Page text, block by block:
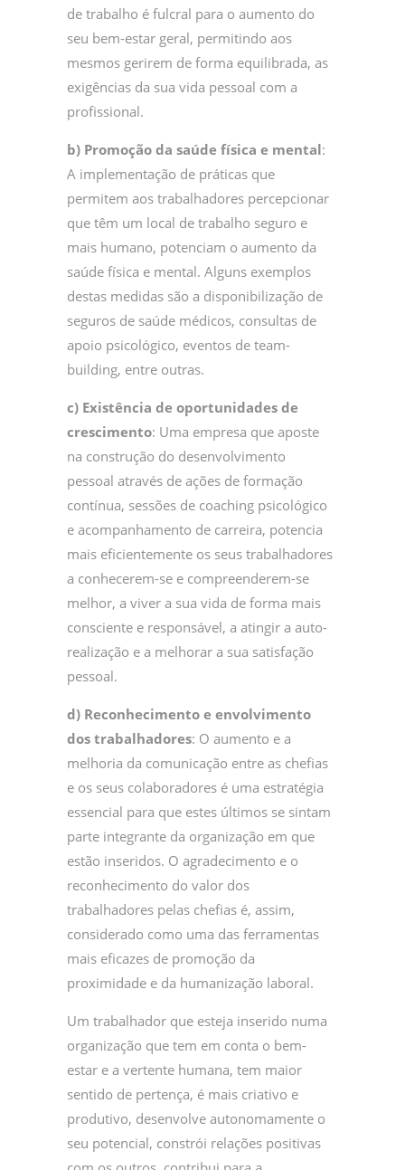
de trabalho é fulcral para o aumento do
seu bem-estar geral, permitindo aos
mesmos gerirem de forma equilibrada, as
exigências da sua vida pessoal com a
profissional.
b) Promoção da saúde física e mental:
A implementação de práticas que
permitem aos trabalhadores percepcionar
que têm um local de trabalho seguro e
mais humano, potenciam o aumento da
saúde física e mental. Alguns exemplos
destas medidas são a disponibilização de
seguros de saúde médicos, consultas de
apoio psicológico, eventos de team-
building, entre outras.
c) Existência de oportunidades de
crescimento: Uma empresa que aposte
na construção do desenvolvimento
pessoal através de ações de formação
contínua, sessões de coaching psicológico
e acompanhamento de carreira, potencia
mais eficientemente os seus trabalhadores
a conhecerem-se e compreenderem-se
melhor, a viver a sua vida de forma mais
consciente e responsável, a atingir a auto-
realização e a melhorar a sua satisfação
pessoal.
d) Reconhecimento e envolvimento
dos trabalhadores: O aumento e a
melhoria da comunicação entre as chefias
e os seus colaboradores é uma estratégia
essencial para que estes últimos se sintam
parte integrante da organização em que
estão inseridos. O agradecimento e o
reconhecimento do valor dos
trabalhadores pelas chefias é, assim,
considerado como uma das ferramentas
mais eficazes de promoção da
proximidade e da humanização laboral.
Um trabalhador que esteja inserido numa
organização que tem em conta o bem-
estar e a vertente humana, tem maior
sentido de pertença, é mais criativo e
produtivo, desenvolve autonomamente o
seu potencial, constrói relações positivas